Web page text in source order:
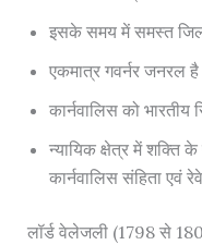
इसके समय में समस्त
एकमात्र गवर्नर जनरल
कार्नवालिस को
न्यायिक क्षेत्र में शक्ति
कार्नवालिस संहिता एवं
लॉर्ड वेलेजली (1798 से